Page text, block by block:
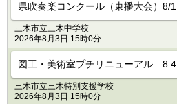
県吹奏楽コンクール（東播大会）8/1
三木市立三木中学校
2026年8月3日 15時0分
図工・美術室プチリニューアル 8.4
三木市立三木特別支援学校
2026年8月3日 15時0分